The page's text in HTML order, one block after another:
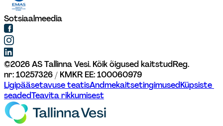
Sotsiaalmeedia
©2026AS Tallinna Vesi. Kõik õigused kaitstudReg.
nr: 10257326 / KMKR EE: 100060979
Ligipääsetavuse teatisAndmekaitsetingimusedKüpsiste
seadedTeavita rikkumisest